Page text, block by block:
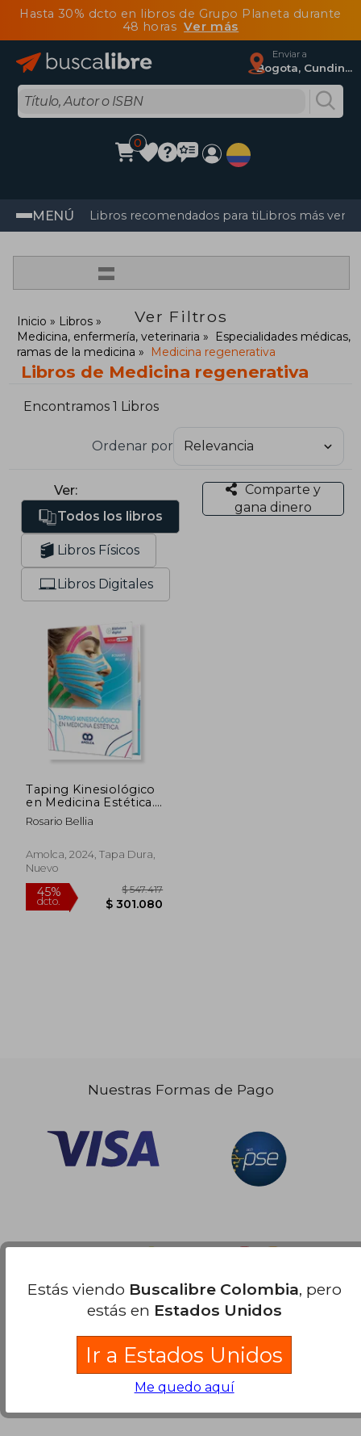
Hasta 30% dcto en libros de Grupo Planeta durante
48 horasVer más
Enviar a
Bogota, Cundinamarca
0
MENÚ Libros recomendados para tiLibros más
=
Ver Filtros
Inicio
Libros
Medicina, enfermería, veterinaria
Especialidades médicas,
ramas de la medicina
Medicina regenerativa
Libros de Medicina regenerativa
Encontramos 1 Libros
Ordenar por
Ver:
Todos los libros
Libros Físicos
Libros Digitales
Comparte y
gana dinero
Taping Kinesiológico
en Medicina Estética.
Incluye e-book
Rosario Bellia
Amolca, 2024, Tapa Dura,
Nuevo
Nuestras Formas de Pago
Estás viendo Buscalibre Colombia, pero
estás en Estados Unidos
Ir a Estados Unidos
Me quedo aquí